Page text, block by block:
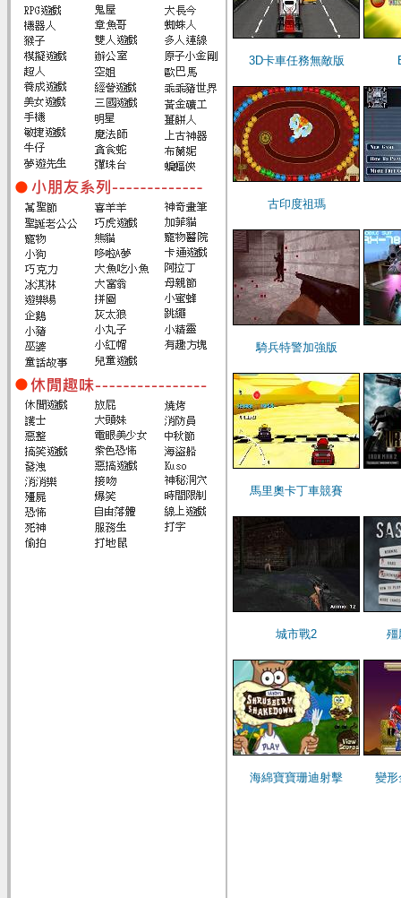
3D卡車任務無敵版
古印度祖瑪
騎兵特警加強版
馬里奧卡丁車競賽
城市戰2 殭
海綿寶寶珊迪射擊 變形